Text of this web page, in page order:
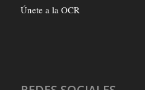
Únete a la OCR